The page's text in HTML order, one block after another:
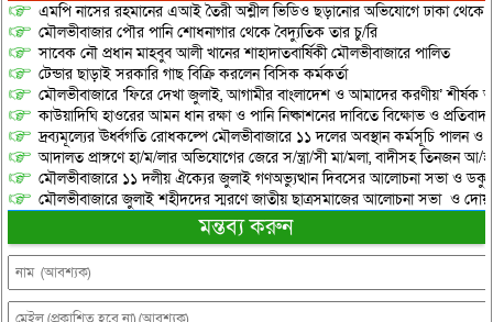
এমপি নাসের রহমানের এআই তৈরী অশ্লীল ভিডিও ছড়ানোর অভিযোগে ঢাকা থেকে
মৌলভীবাজার পৌর পানি শোধনাগার থেকে বৈদ্যুতিক তার চু/রি
সাবেক নৌ প্রধান মাহবুব আলী খানের শাহাদাতবার্ষিকী মৌলভীবাজারে পালিত
টেন্ডার ছাড়াই সরকারি গাছ বিক্রি করলেন বিসিক কর্মকর্তা
মৌলভীবাজারে ‘ফিরে দেখা জুলাই, আগামীর বাংলাদেশ ও আমাদের করণীয়’ শীর্ষক
কাউয়াদিঘি হাওরের আমন ধান রক্ষা ও পানি নিষ্কাশনের দাবিতে বিক্ষোভ ও
দ্রব্যমূল্যের ঊর্ধ্বগতি রোধকল্পে মৌলভীবাজারে ১১ দলের অবস্থান কর্মসূচি পালন ও
আদালত প্রাঙ্গণে হা/ম/লার অভিযোগের জেরে স/ন্ত্রা/সী মা/মলা, বাদীসহ তিনজন আ/
মৌলভীবাজারে ১১ দলীয় ঐক্যের জুলাই গণঅভ্যুত্থান দিবসের আলোচনা সভা ও
মৌলভীবাজারে জুলাই শহীদদের স্মরণে জাতীয় ছাত্রসমাজের আলোচনা সভা ও
মন্তব্য করুন